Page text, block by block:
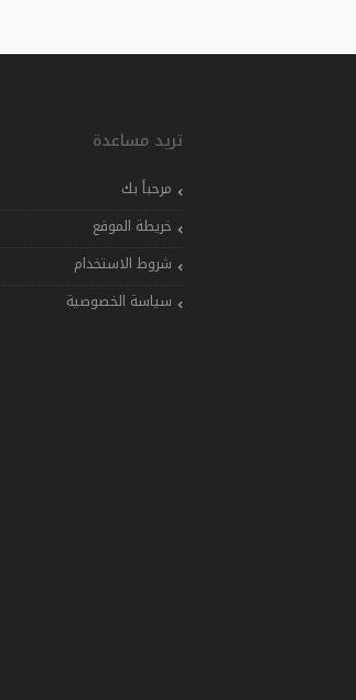
تريد مساعدة
مرحباً بك
خريطة الموقع
شروط الاستخدام
سياسة الخصوصية